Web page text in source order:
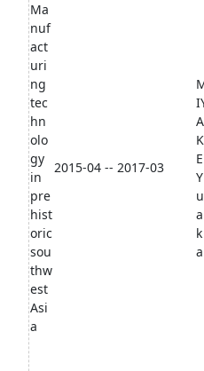
Ma
nuf
act
uri
ng
tec
hn
olo
gy
in
pre
hist
oric
sou
thw
est
Asi
a
2015-04 -- 2017-03
A
K
E
Y
a
k
a